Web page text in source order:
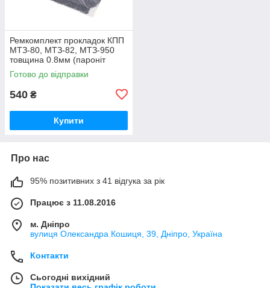
Ремкомплект прокладок КПП
МТЗ-80, МТЗ-82, МТЗ-950
товщина 0.8мм (пароніт
Україна) Р/к коробки передач
МТЗ
Готово до відправки
540 ₴
Купити
Про нас
95% позитивних з 41 відгука за рік
Працює з 11.08.2016
м. Дніпро
вулиця Олександра Кошиця, 39, Дніпро, Україна
Контакти
Сьогодні вихідний